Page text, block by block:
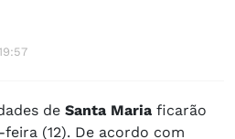
de Santa Maria ficarão
(12). De acordo com